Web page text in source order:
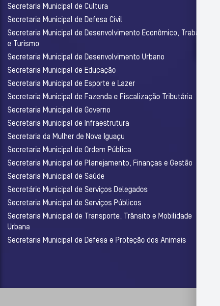
Secretaria Municipal de Cultura
Secretaria Municipal de Defesa Civil
Secretaria Municipal de Desenvolvimento Econômico, Trabalho
e Turismo
Secretaria Municipal de Desenvolvimento Urbano
Secretaria Municipal de Educação
Secretaria Municipal de Esporte e Lazer
Secretaria Municipal de Fazenda e Fiscalização Tributária
Secretaria Municipal de Governo
Secretaria Municipal de Infraestrutura
Secretaria da Mulher de Nova Iguaçu
Secretaria Municipal de Ordem Pública
Secretaria Municipal de Planejamento, Finanças e Gestão
Secretaria Municipal de Saúde
Secretário Municipal de Serviços Delegados
Secretaria Municipal de Serviços Públicos
Secretaria Municipal de Transporte, Trânsito e Mobilidade
Urbana
Secretaria Municipal de Defesa e Proteção dos Animais